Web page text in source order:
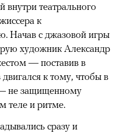
внутри театрального
к
Начав с джазовой игры
художник Александр
— поставив в
к тому, чтобы в
не защищенному
теле и ритме.
сразу и